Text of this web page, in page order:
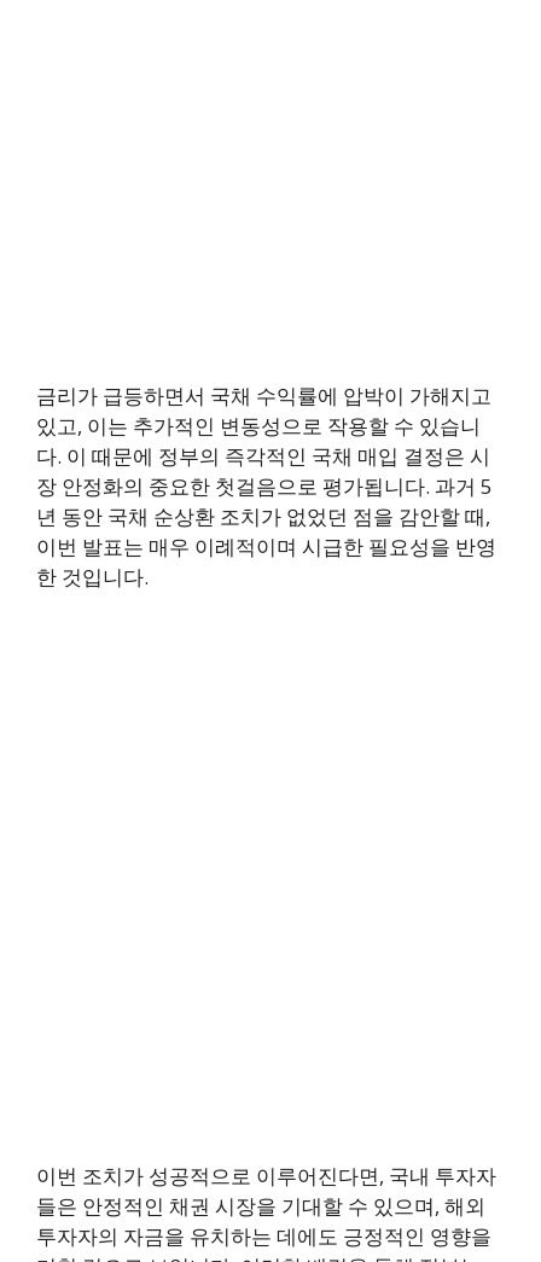
금리가 급등하면서 국채 수익률에 압박이 가해지고
있고, 이는 추가적인 변동성으로 작용할 수 있습니
다. 이 때문에 정부의 즉각적인 국채 매입 결정은 시
장 안정화의 중요한 첫걸음으로 평가됩니다. 과거 5
년 동안 국채 순상환 조치가 없었던 점을 감안할 때,
이번 발표는 매우 이례적이며 시급한 필요성을 반영
한 것입니다.
이번 조치가 성공적으로 이루어진다면, 국내 투자자
들은 안정적인 채권 시장을 기대할 수 있으며, 해외
투자자의 자금을 유치하는 데에도 긍정적인 영향을